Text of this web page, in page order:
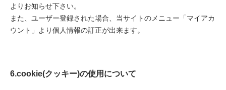
よりお知らせ下さい。
また、ユーザー登録された場合、当サイトのメニュー「マイアカ
ウント」より個人情報の訂正が出来ます。
6.cookie(クッキー)の使用について